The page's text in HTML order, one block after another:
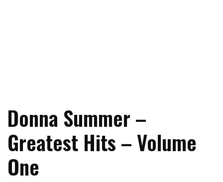
Donna Summer –
Greatest Hits – Volume
One